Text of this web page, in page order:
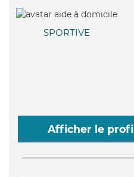
SPORTIVE
Afficher le profil